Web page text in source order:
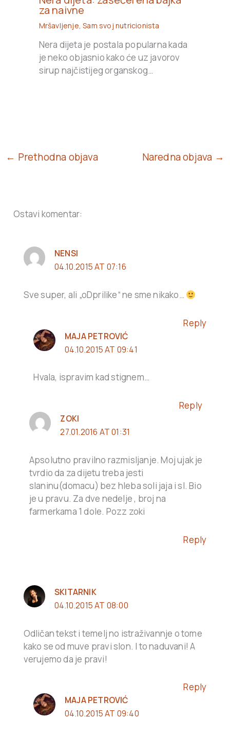
za naivne
Mršavljenje,Sam svoj nutricionista
Nera dijeta je postala popularna kada
je neko objasnio kako će uz javorov
sirup najčistijeg organskog…
← Prethodna objava Naredna objava →
Ostavi komentar:
NENSI
04.10.2015 AT 07:16
Sve super, ali „oDprilike“ ne sme nikako…
Reply
MAJA PETROVIĆ
04.10.2015 AT 09:41
Hvala, ispravim kad stignem…
Reply
ZOKI
27.01.2016 AT 01:31
Apsolutno pravilno razmisljanje. Moj ujak je
tvrdio da za dijetu treba jesti
slaninu(domacu) bez hleba soli jaja i sl. Bio
je u pravu. Za dve nedelje , broj na
farmerkama 1 dole. Pozz zoki
Reply
SKITARNIK
04.10.2015 AT 08:00
Odličan tekst i temelj no istraživannje o tome
kako se od muve pravi slon. I to naduvani! A
verujemo da je pravi!
Reply
MAJA PETROVIĆ
04.10.2015 AT 09:40